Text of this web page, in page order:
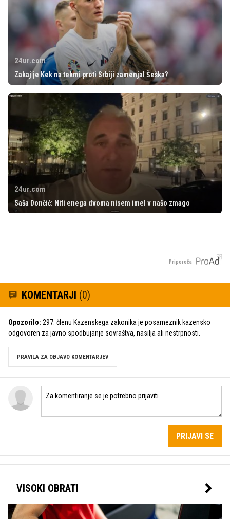
24ur.com
Zakaj je Kek na tekmi proti Srbiji zamenjal Šeška?
24ur.com
Saša Dončić: Niti enega dvoma nisem imel v našo zmago
Priporoča
KOMENTARJI (0)
Opozorilo: 297. členu Kazenskega zakonika je posameznik kazensko
odgovoren za javno spodbujanje sovraštva, nasilja ali nestrpnosti.
PRAVILA ZA OBJAVO KOMENTARJEV
PRIJAVI SE
VISOKI OBRATI